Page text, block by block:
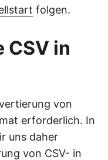
folgen.
CSV in
von
erforderlich. In
uns daher
von CSV- in